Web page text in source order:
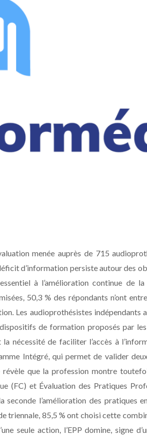
menée auprès de 715
d’information persiste autour des
à l’amélioration continue de
50,3 % des répondants n’ont
Les audioprothésistes indépendants
de formation proposés par
nécessité de faciliter l’accès à
Intégré, qui permet de valider
révèle que la profession montre
(FC) et Évaluation des Pratiques
seconde l’amélioration des pratiques
triennale, 85,5 % ont choisi cette
seule action, l’EPP domine, signe